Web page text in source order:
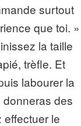
surtout
que toi. »
la taille
trèfle. Et
labourer la
donneras des
le